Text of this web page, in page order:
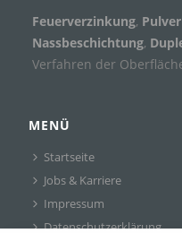
Feuerverzinkung,
Nassbeschichtung,
Verfahren der
MENÜ
Startseite
Jobs & Karriere
Impressum
Datenschutzerklärung